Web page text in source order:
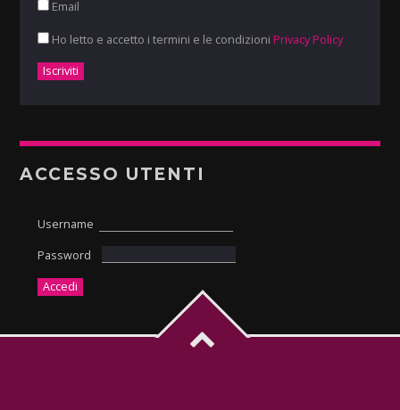
Email
Ho letto e accetto i termini e le condizioni Privacy Policy
ACCESSO UTENTI
Username
Password